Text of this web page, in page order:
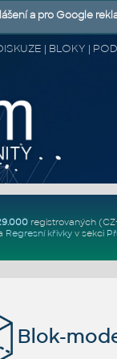
| BLOKY |
registrovaných
Regresní křivkyv sekci
Blok-
a pro Google